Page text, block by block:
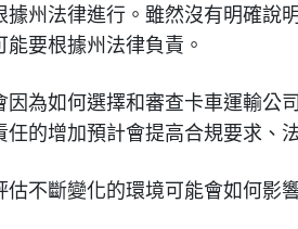
州法律進行。雖然沒有明確說
要根據州法律負責。
為如何選擇和審查卡車運輸公
的增加預計會提高合規要求、
不斷變化的環境可能會如何影